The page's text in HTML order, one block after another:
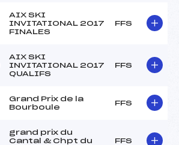
AIX SKI
INVITATIONAL 2017
FINALES
FFS
AIX SKI
INVITATIONAL 2017
QUALIFS
FFS
Grand Prix de la
Bourboule
FFS
grand prix du
Cantal & Chpt du
FFS